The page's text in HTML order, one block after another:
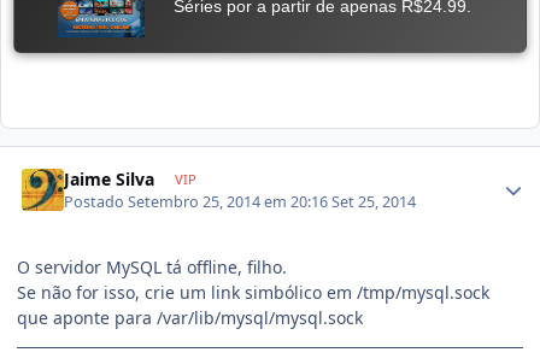
Jaime Silva VIP
PostadoSetembro 25, 2014 em 20:16Set 25, 2014
O servidor MySQL tá offline, filho.
Se não for isso, crie um link simbólico em /tmp/mysql.sock
que aponte para /var/lib/mysql/mysql.sock